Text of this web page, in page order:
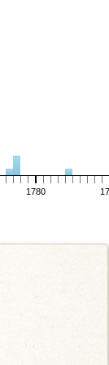
1780